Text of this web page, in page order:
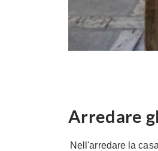
Arredare
Nell'arredare la